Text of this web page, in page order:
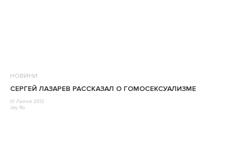
НОВИНИ
СЕРГЕЙ ЛАЗАРЕВ РАССКАЗАЛ О ГОМОСЕКСУАЛИЗМЕ
01 Липня 2013
Jey Ro